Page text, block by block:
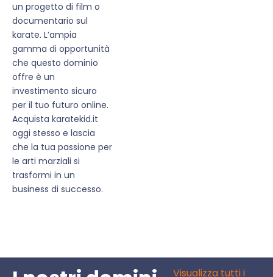
un progetto di film o
documentario sul
karate. L’ampia
gamma di opportunità
che questo dominio
offre è un
investimento sicuro
per il tuo futuro online.
Acquista karatekid.it
oggi stesso e lascia
che la tua passione per
le arti marziali si
trasformi in un
business di successo.
Visualizza tutti i